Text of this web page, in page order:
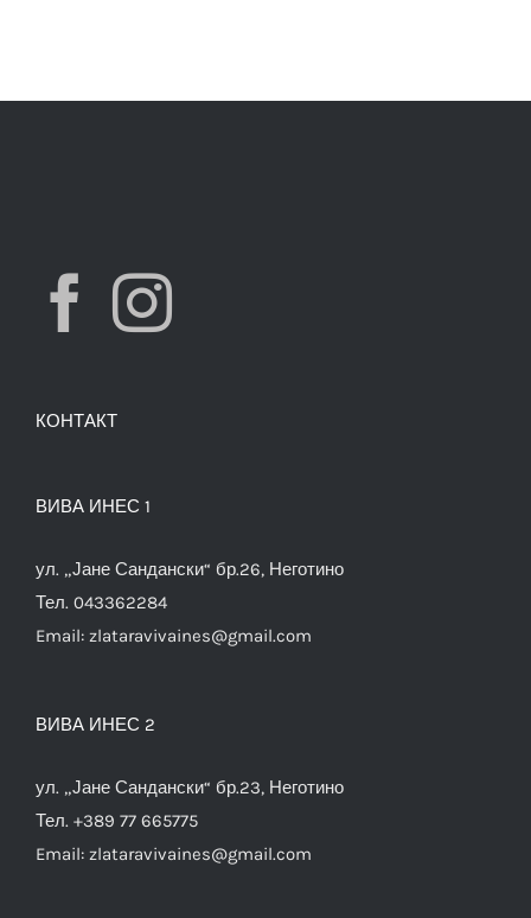
КОНТАКТ
ВИВА ИНЕС 1
ул. „Јане Сандански“ бр.26, Неготино
Тел. 043362284
Email: zlataravivaines@gmail.com
ВИВА ИНЕС 2
ул. „Јане Сандански“ бр.23, Неготино
Тел. +389 77 665775
Email: zlataravivaines@gmail.com